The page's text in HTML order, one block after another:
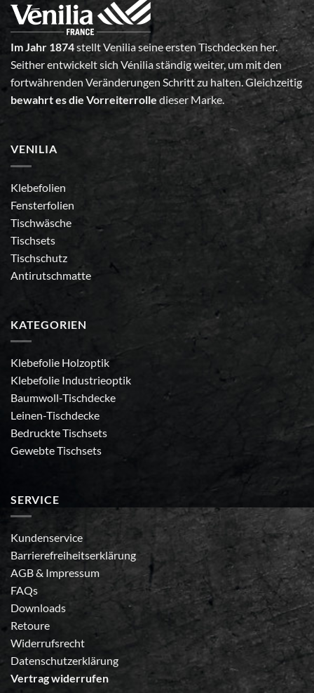
Im Jahr 1874stellt Venilia seine ersten Tischdecken her.
Seither entwickelt sich Vénilia ständig weiter, um mit den
fortwährenden Veränderungen Schritt zu halten. Gleichzeitig
bewahrt es die Vorreiterrolle dieser Marke.
VENILIA
Klebefolien
Fensterfolien
Tischwäsche
Tischsets
Tischschutz
Antirutschmatte
KATEGORIEN
Klebefolie Holzoptik
Klebefolie Industrieoptik
Baumwoll-Tischdecke
Leinen-Tischdecke
Bedruckte Tischsets
Gewebte Tischsets
SERVICE
Kundenservice
Barrierefreiheitserklärung
AGB& Impressum
FAQs
Downloads
Retoure
Widerrufsrecht
Datenschutzerklärung
Vertrag widerrufen